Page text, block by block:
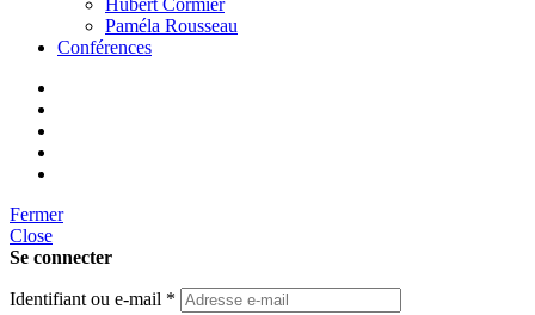
Hubert Cormier
Paméla Rousseau
Conférences
Fermer
Close
Se connecter
Identifiant ou e-mail *